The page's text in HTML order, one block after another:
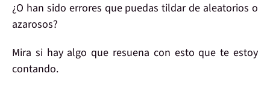
¿O han sido errores que puedas tildar de aleatorios o
azarosos?
Mira si hay algo que resuena con esto que te estoy
contando.